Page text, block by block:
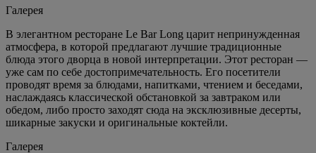
Галерея
В элегантном ресторане Le Bar Long царит непринужденная
атмосфера, в которой предлагают лучшие традиционные
блюда этого дворца в новой интерпретации. Этот ресторан —
уже сам по себе достопримечательность. Его посетители
проводят время за блюдами, напитками, чтением и беседами,
наслаждаясь классической обстановкой за завтраком или
обедом, либо просто заходят сюда на эксклюзивные десерты,
шикарные закуски и оригинальные коктейли.
Галерея